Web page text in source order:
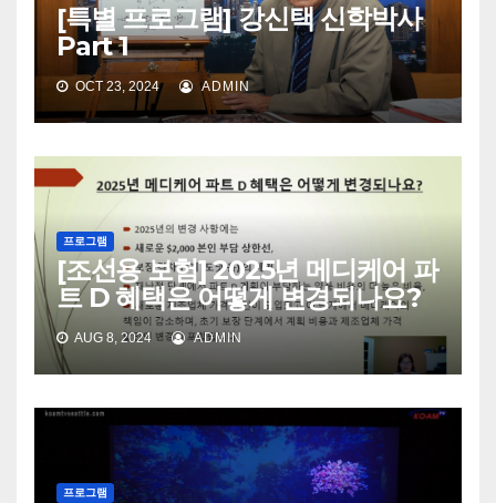
[특별 프로그램] 강신택 신학박사
Part 1
OCT 23, 2024 ADMIN
프로그램
[조선용 보험] 2025년 메디케어 파
트 D 혜택은 어떻게 변경되나요?
AUG 8, 2024 ADMIN
프로그램